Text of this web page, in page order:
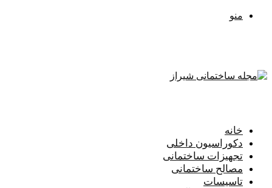
منو
خانه
دکوراسیون داخلی
تجهیزات ساختمانی
مصالح ساختمانی
تاسیسات